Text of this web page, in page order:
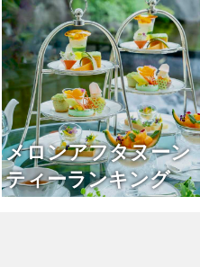
メロンアフタヌーン
ティーランキング